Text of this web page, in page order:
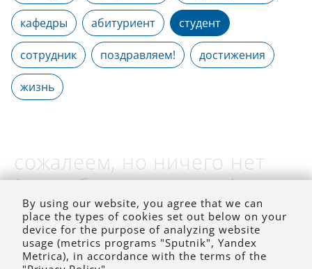
кафедры абитуриент студент
сотрудник поздравляем! достижения
жизнь
сожалеем, но ничего нет
(на выбранное время)
By using our website, you agree that we can
place the types of cookies set out below on your
device for the purpose of analyzing website
usage (metrics programs "Sputnik", Yandex
Metrica), in accordance with the terms of the